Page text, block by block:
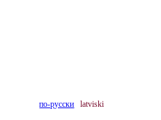
по-русски latviski